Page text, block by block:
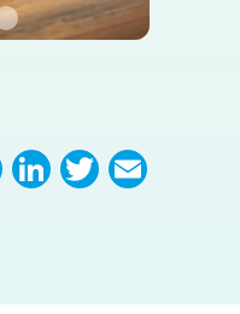
Facebook
LinkedIn
Twitter